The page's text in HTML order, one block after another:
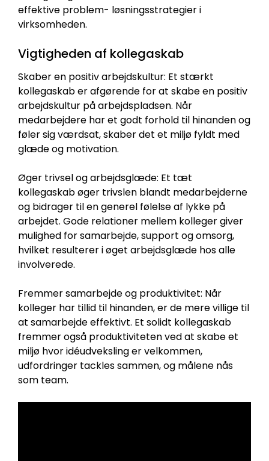
effektive problem- løsningsstrategier i
virksomheden.
Vigtigheden af kollegaskab
Skaber en positiv arbejdskultur: Et stærkt
kollegaskab er afgørende for at skabe en positiv
arbejdskultur på arbejdspladsen. Når
medarbejdere har et godt forhold til hinanden og
føler sig værdsat, skaber det et miljø fyldt med
glæde og motivation.
Øger trivsel og arbejdsglæde: Et tæt
kollegaskab øger trivslen blandt medarbejderne
og bidrager til en generel følelse af lykke på
arbejdet. Gode relationer mellem kolleger giver
mulighed for samarbejde, support og omsorg,
hvilket resulterer i øget arbejdsglæde hos alle
involverede.
Fremmer samarbejde og produktivitet: Når
kolleger har tillid til hinanden, er de mere villige til
at samarbejde effektivt. Et solidt kollegaskab
fremmer også produktiviteten ved at skabe et
miljø hvor idéudveksling er velkommen,
udfordringer tackles sammen, og målene nås
som team.